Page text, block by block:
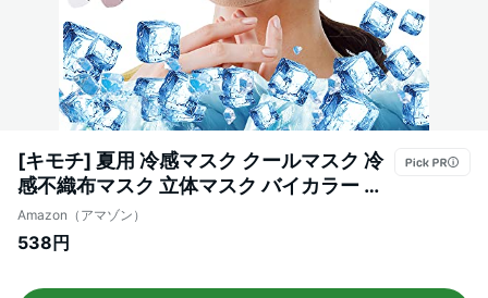
[キモチ] 夏用 冷感マスク クールマスク 冷
感不織布マスク 立体マスク バイカラー 冷
感 ひんやりマスク 涼しいマスク 立体マス
ク 20枚 バイカラー 瞬間冷感 超絶冷感 立
ット不織布 立体 不織布マスク 血色マスク
Amazon（アマゾン）
538円